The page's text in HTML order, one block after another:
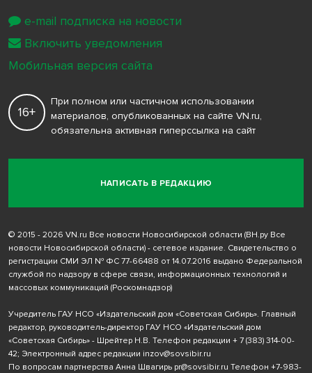
НАПИСАТЬ В РЕДАКЦИЮ
16+
При полном или частичном использовании
материалов, опубликованных на сайте VN.ru,
обязательна активная гиперссылка на сайт
© 2015 - 2026 VN.ru Все новости Новосибирской области (ВН.ру Все
новости Новосибирской области) - сетевое издание. Свидетельство о
регистрации СМИ ЭЛ № ФС 77-66488 от 14.07.2016 выдано Федеральной
службой по надзору в сфере связи, информационных технологий и
массовых коммуникаций (Роскомнадзор)
Учредитель ГАУ НСО «Издательский дом «Советская Сибирь». Главный
редактор, руководитель-директор ГАУ НСО «Издательский дом
«Советская Сибирь» - Шрейтер Н.В. Телефон редакции + 7 (383) 314-00-
42; Электронный адрес редакции inzov@sovsibir.ru
По вопросам партнерства Анна Швагирь pr@sovsibir.ru Телефон +7-983-
e-mail подписка на новости
Включить уведомления
Мобильная версия сайта